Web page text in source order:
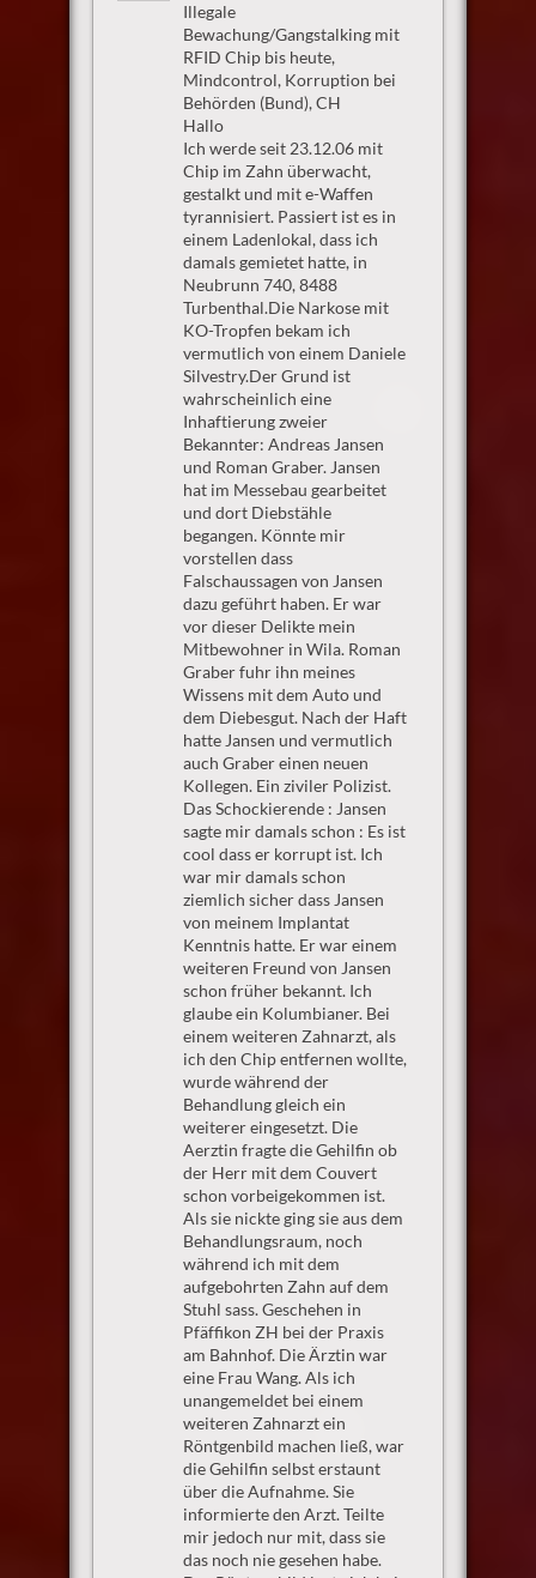
Illegale
Bewachung/Gangstalking mit
RFID Chip bis heute,
Mindcontrol, Korruption bei
Behörden (Bund), CH
Hallo
Ich werde seit 23.12.06 mit
Chip im Zahn überwacht,
gestalkt und mit e-Waffen
tyrannisiert. Passiert ist es in
einem Ladenlokal, dass ich
damals gemietet hatte, in
Neubrunn 740, 8488
Turbenthal.Die Narkose mit
KO-Tropfen bekam ich
vermutlich von einem Daniele
Silvestry.Der Grund ist
wahrscheinlich eine
Inhaftierung zweier
Bekannter: Andreas Jansen
und Roman Graber. Jansen
hat im Messebau gearbeitet
und dort Diebstähle
begangen. Könnte mir
vorstellen dass
Falschaussagen von Jansen
dazu geführt haben. Er war
vor dieser Delikte mein
Mitbewohner in Wila. Roman
Graber fuhr ihn meines
Wissens mit dem Auto und
dem Diebesgut. Nach der Haft
hatte Jansen und vermutlich
auch Graber einen neuen
Kollegen. Ein ziviler Polizist.
Das Schockierende : Jansen
sagte mir damals schon : Es ist
cool dass er korrupt ist. Ich
war mir damals schon
ziemlich sicher dass Jansen
von meinem Implantat
Kenntnis hatte. Er war einem
weiteren Freund von Jansen
schon früher bekannt. Ich
glaube ein Kolumbianer. Bei
einem weiteren Zahnarzt, als
ich den Chip entfernen wollte,
wurde während der
Behandlung gleich ein
weiterer eingesetzt. Die
Aerztin fragte die Gehilfin ob
der Herr mit dem Couvert
schon vorbeigekommen ist.
Als sie nickte ging sie aus dem
Behandlungsraum, noch
während ich mit dem
aufgebohrten Zahn auf dem
Stuhl sass. Geschehen in
Pfäffikon ZH bei der Praxis
am Bahnhof. Die Ärztin war
eine Frau Wang. Als ich
unangemeldet bei einem
weiteren Zahnarzt ein
Röntgenbild machen ließ, war
die Gehilfin selbst erstaunt
über die Aufnahme. Sie
informierte den Arzt. Teilte
mir jedoch nur mit, dass sie
das noch nie gesehen habe.